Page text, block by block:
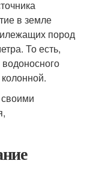
в земле
пород
То есть,